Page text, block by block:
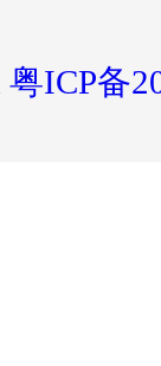
粤ICP备